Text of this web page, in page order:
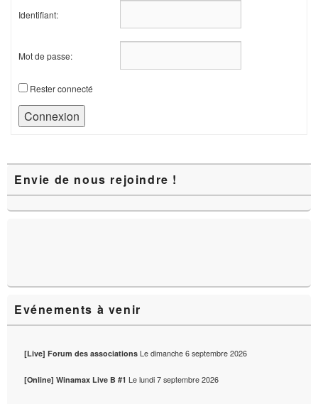
Identifiant:
Mot de passe:
Rester connecté
Connexion
principale
de
widget
Envie de nous rejoindre !
Evénements à venir
[Live] Forum des associations Ledimanche 6 septembre 2026
[Online] Winamax Live B #1 Lelundi 7 septembre 2026